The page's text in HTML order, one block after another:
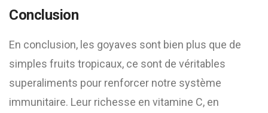
Conclusion
En conclusion, les goyaves sont bien plus que de
simples fruits tropicaux, ce sont de véritables
superaliments pour renforcer notre système
immunitaire. Leur richesse en vitamine C, en